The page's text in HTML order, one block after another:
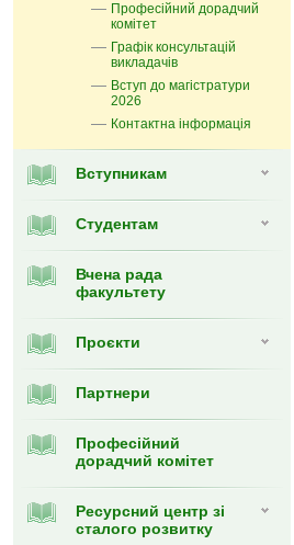
Професійний дорадчий
комітет
Графік консультацій
викладачів
Вступ до магістратури
2026
Контактна інформація
Вступникам
Студентам
Вчена рада
факультету
Проєкти
Партнери
Професійний
дорадчий комітет
Ресурсний центр зі
сталого розвитку